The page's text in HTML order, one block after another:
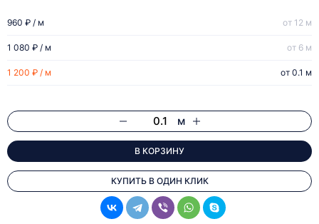
1 200 ₽ / м от 0.1 м
1 080 ₽ / м от 6 м
960 ₽ / м от 12 м
м
В КОРЗИНУ
КУПИТЬ В ОДИН КЛИК